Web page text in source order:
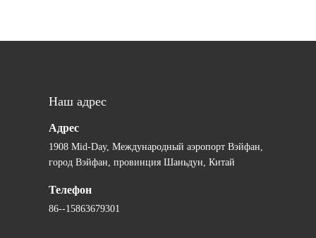
Наш адрес
Адрес
1908 Mid-Day, Международный аэропорт Вэйфан,
город Вэйфан, провинция Шаньдун, Китай
Телефон
86--15863679301